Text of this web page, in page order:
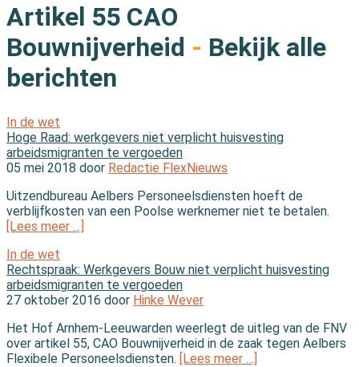
Artikel 55 CAO
Bouwnijverheid - Bekijk alle
berichten
In de wet
Hoge Raad: werkgevers niet verplicht huisvesting
arbeidsmigranten te vergoeden
05 mei 2018 door Redactie FlexNieuws
Uitzendbureau Aelbers Personeelsdiensten hoeft de
verblijfkosten van een Poolse werknemer niet te betalen.
[Lees meer …]
In de wet
Rechtspraak: Werkgevers Bouw niet verplicht huisvesting
arbeidsmigranten te vergoeden
27 oktober 2016 door Hinke Wever
Het Hof Arnhem-Leeuwarden weerlegt de uitleg van de FNV
over artikel 55, CAO Bouwnijverheid in de zaak tegen Aelbers
Flexibele Personeelsdiensten. [Lees meer …]